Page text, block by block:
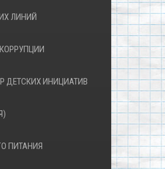
ЛИНИЙ
ДЕТСКИХ ИНИЦИАТИВ
ПИТАНИЯ